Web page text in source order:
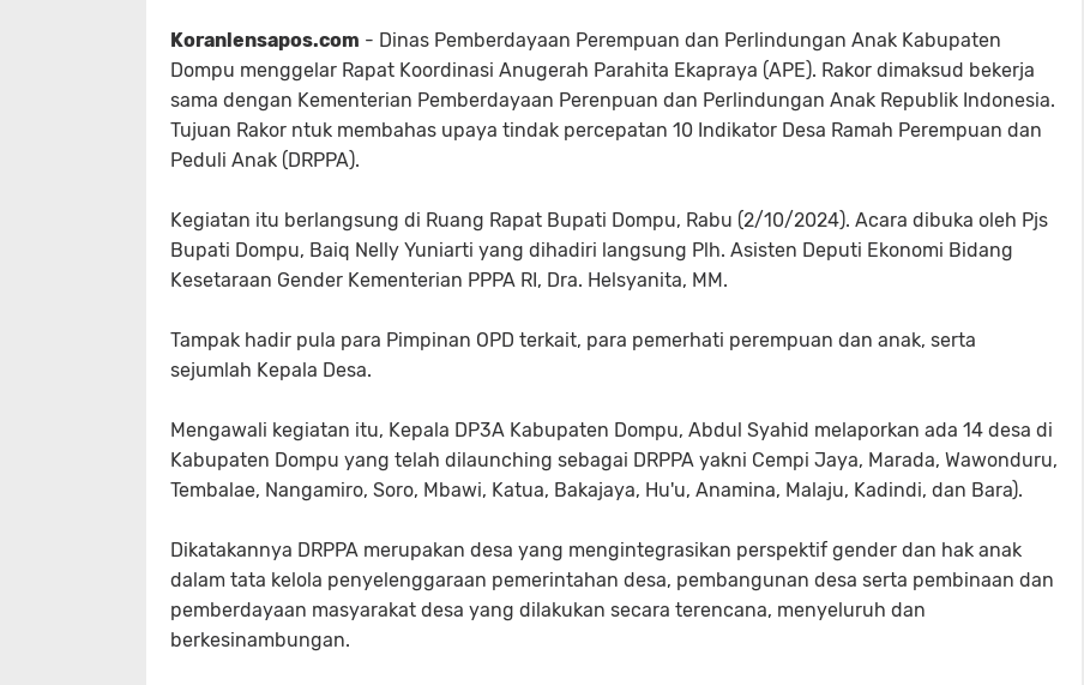
Koranlensapos.com - Dinas Pemberdayaan Perempuan dan Perlindungan Anak Kabupaten
Dompu menggelar Rapat Koordinasi Anugerah Parahita Ekapraya (APE). Rakor dimaksud bekerja
sama dengan Kementerian Pemberdayaan Perenpuan dan Perlindungan Anak Republik Indonesia.
Tujuan Rakor ntuk membahas upaya tindak percepatan 10 Indikator Desa Ramah Perempuan dan
Peduli Anak (DRPPA).
Kegiatan itu berlangsung di Ruang Rapat Bupati Dompu, Rabu (2/10/2024). Acara dibuka oleh Pjs
Bupati Dompu, Baiq Nelly Yuniarti yang dihadiri langsung Plh. Asisten Deputi Ekonomi Bidang
Kesetaraan Gender Kementerian PPPA RI, Dra. Helsyanita, MM.
Tampak hadir pula para Pimpinan OPD terkait, para pemerhati perempuan dan anak, serta
sejumlah Kepala Desa.
Mengawali kegiatan itu, Kepala DP3A Kabupaten Dompu, Abdul Syahid melaporkan ada 14 desa di
Kabupaten Dompu yang telah dilaunching sebagai DRPPA yakni Cempi Jaya, Marada, Wawonduru,
Tembalae, Nangamiro, Soro, Mbawi, Katua, Bakajaya, Hu'u, Anamina, Malaju, Kadindi, dan Bara).
Dikatakannya DRPPA merupakan desa yang mengintegrasikan perspektif gender dan hak anak
dalam tata kelola penyelenggaraan pemerintahan desa, pembangunan desa serta pembinaan dan
pemberdayaan masyarakat desa yang dilakukan secara terencana, menyeluruh dan
berkesinambungan.